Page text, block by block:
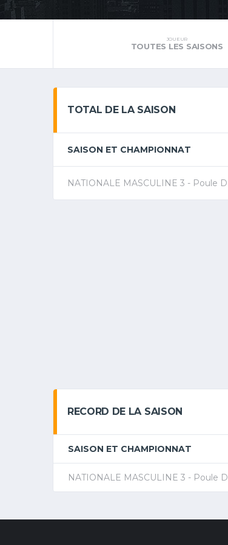
JOUEUR
TOUTES LES SAISONS
TOTAL DE LA SAISON
SAISON ET CHAMPIONNAT
NATIONALE MASCULINE 3 - Poule D
RECORD DE LA SAISON
SAISON ET CHAMPIONNAT
NATIONALE MASCULINE 3 - Poule D